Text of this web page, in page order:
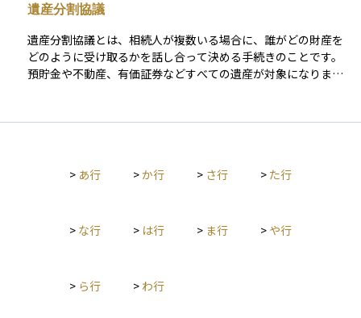
に重要です。生命保険や不動産の活用、資産の組み替えなどを
担を減らし、スムーズな資産承継を実現するための鍵となりま
す。
扶養内で働く配偶者がいる世帯にとって重要な意味を持ちま
す。なお、配偶者の収入が一定額を超えるとこの控除が使えな
くなるため、「○○万円の壁」といった表現で語られることも
あります。資産運用やライフプランを考える際には、税金の仕
組みを理解しておくことが大切であり、配偶者控除はその中で
遺産分割協議
遺産分割協議とは、相続人が複数いる場合に、誰がどの財産を
どのように受け取るかを話し合って決める手続きのことです。
預貯金や不動産、有価証券などすべての遺産が対象になりま
します。遺言書がない場合や、遺言があっても一部の財産につ
とになります。
> あ行 >か行 > さ行 > た行
> な行 > は行 > ま行 > や行
> ら行 > わ行